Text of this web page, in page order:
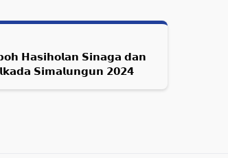
𝗛𝗮𝘀𝗶𝗵𝗼𝗹𝗮𝗻 𝗦𝗶𝗻𝗮𝗴𝗮 𝗱𝗮𝗻
𝗦𝗶𝗺𝗮𝗹𝘂𝗻𝗴𝘂𝗻 𝟮𝟬𝟮𝟰